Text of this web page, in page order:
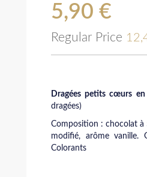
Special
5,90 €
Regular Price
Dragées petits cœurs
dragées)
Composition : chocolat à
modifié, arôme vanille.
Colorants